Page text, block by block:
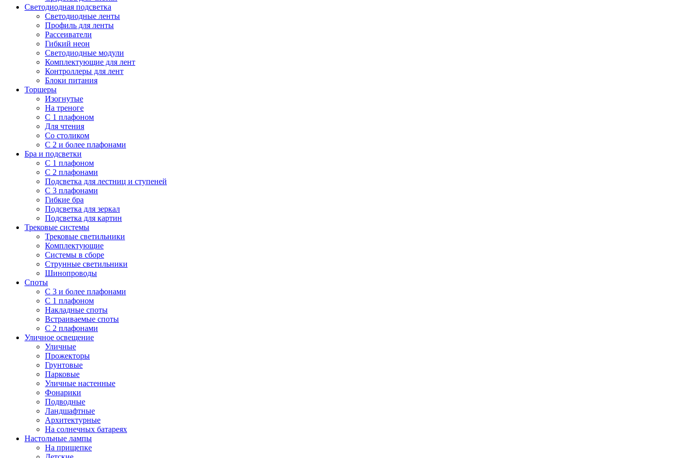
Светодиодная подсветка
Светодиодные ленты
Профиль для ленты
Рассеиватели
Гибкий неон
Светодиодные модули
Комплектующие для лент
Контроллеры для лент
Блоки питания
Торшеры
Изогнутые
На треноге
С 1 плафоном
Для чтения
Со столиком
С 2 и более плафонами
Бра и подсветки
С 1 плафоном
С 2 плафонами
Подсветка для лестниц и ступеней
С 3 плафонами
Гибкие бра
Подсветка для зеркал
Подсветка для картин
Трековые системы
Трековые светильники
Комплектующие
Системы в сборе
Струнные светильники
Шинопроводы
Споты
С 3 и более плафонами
С 1 плафоном
Накладные споты
Встраиваемые споты
С 2 плафонами
Уличное освещение
Уличные
Прожекторы
Грунтовые
Парковые
Уличные настенные
Фонарики
Подводные
Ландшафтные
Архитектурные
На солнечных батареях
Настольные лампы
На прищепке